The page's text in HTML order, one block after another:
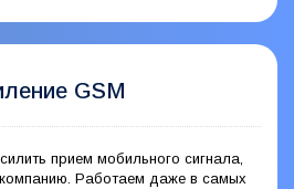
GSM
прием мобильного сигнала,
Работаем даже в самых